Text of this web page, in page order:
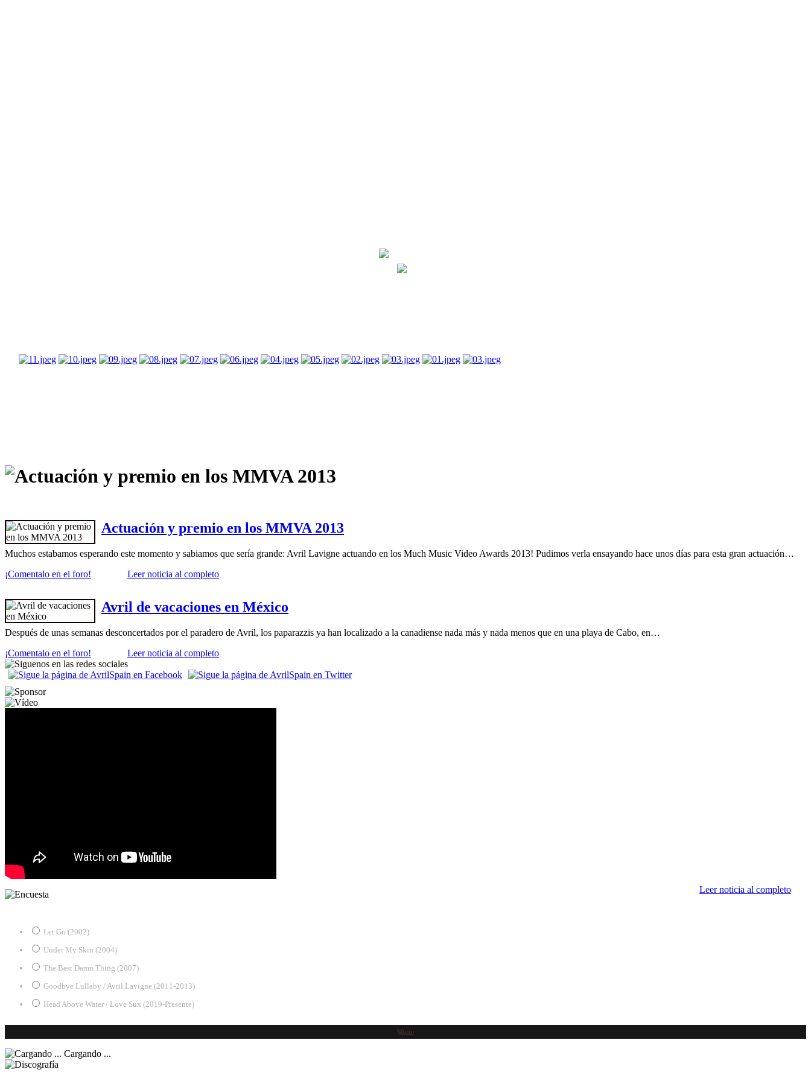
Actuación y premio en los MMVA 2013
Muchos estabamos esperando este momento y sabiamos que sería grande: Avril Lavigne actuando en los Much Music Video Awards 2013! Pudimos verla ensayando hace unos días para esta gran actuación…
¡Comentalo en el foro!
Leer noticia al completo
Avril de vacaciones en México
Después de unas semanas desconcertados por el paradero de Avril, los paparazzis ya han localizado a la canadiense nada más y nada menos que en una playa de Cabo, en…
¡Comentalo en el foro!
Leer noticia al completo
Leer noticia al completo
Let Go (2002)
Under My Skin (2004)
The Best Damn Thing (2007)
Goodbye Lullaby / Avril Lavigne (2011-2013)
Head Above Water / Love Sux (2019-Presente)
Cargando ...